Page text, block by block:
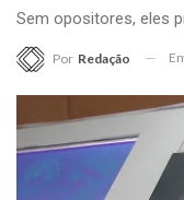
Sem opositores, eles
Por Redação